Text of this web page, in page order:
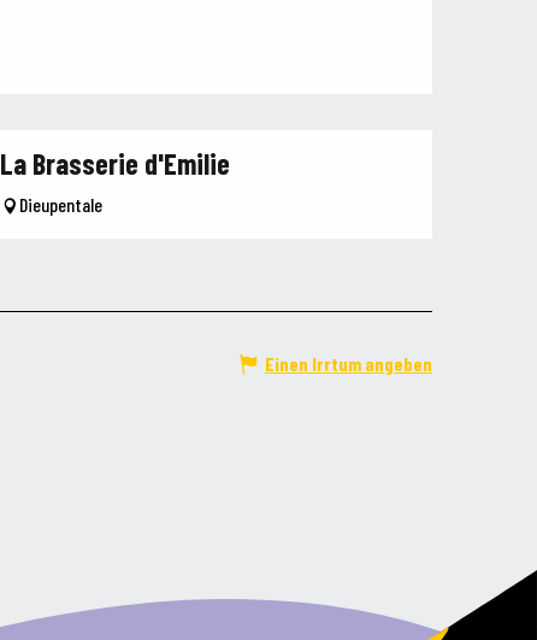
La Brasserie d'Emilie
Dieupentale
Einen Irrtum angeben